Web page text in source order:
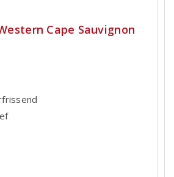
Cape Sauvignon